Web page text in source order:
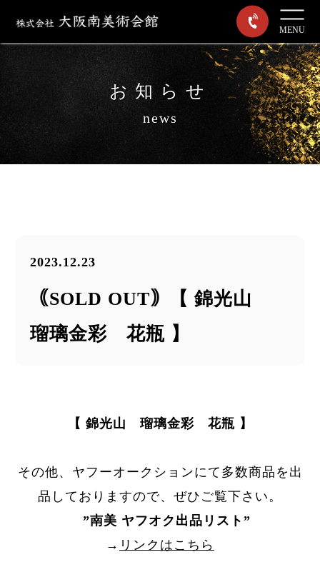
MENU
お知らせ
news
2023.12.23
｟SOLD OUT｠【 錦光山
瑠璃金彩 花瓶 】
【 錦光山 瑠璃金彩 花瓶 】
その他、ヤフーオークションにて多数商品を出
品しておりますので、ぜひご覧下さい。
”南美 ヤフオク出品リスト ”
→ リンクはこちら